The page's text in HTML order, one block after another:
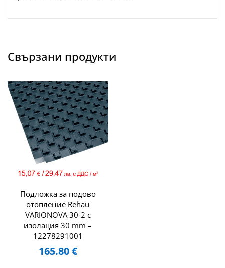
Свързани продукти
Подложка за подово
отопление Rehau
VARIONOVA 30-2 с
изолация 30 mm –
12278291001
165.80€